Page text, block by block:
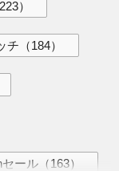
）
チ （184）
ール （163）